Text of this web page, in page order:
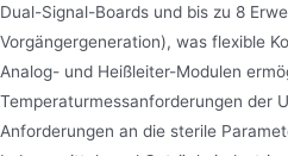
Dual-Signal-Boards und bis zu 8
Vorgängergeneration), was flexible
Analog- und Heißleiter-Modulen
Temperaturmessanforderungen der
Anforderungen an die sterile